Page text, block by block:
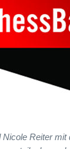
Reiter